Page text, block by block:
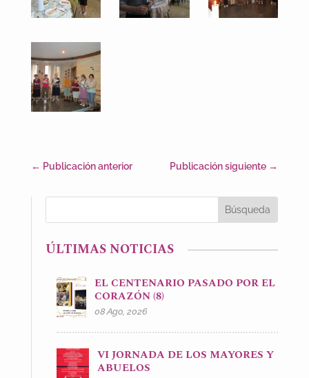
← Publicación anterior Publicación siguiente →
ÚLTIMAS NOTICIAS
EL CENTENARIO PASADO POR EL
CORAZÓN (8)
08 Ago, 2026
VI JORNADA DE LOS MAYORES Y
ABUELOS